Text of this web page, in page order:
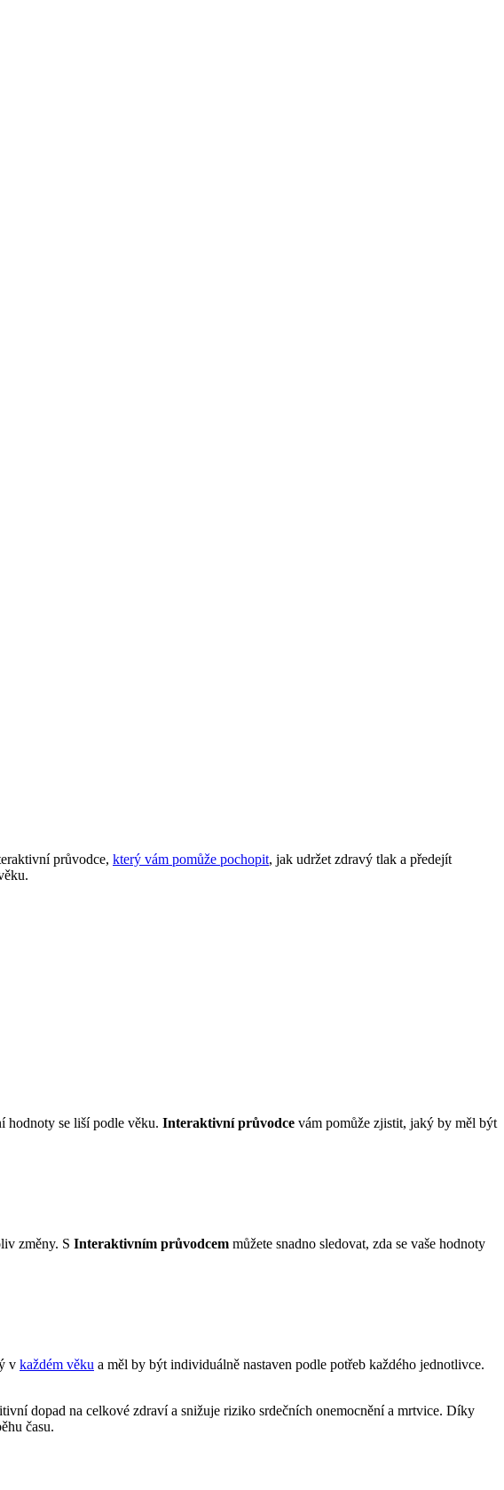
průvodce, který vám pomůže pochopit, jak udržet zdravý tlak a předejít
hodnoty se liší podle věku. Interaktivní průvodce vám pomůže zjistit, jaký by měl být
změny. S Interaktivním průvodcem můžete snadno sledovat, zda se vaše hodnoty
v každém věku a měl by být individuálně nastaven podle potřeb každého jednotlivce.
dopad na celkové zdraví a snižuje riziko srdečních onemocnění a mrtvice. Díky
času.